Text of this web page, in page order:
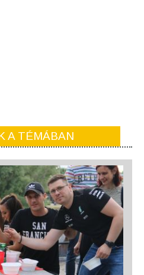
A TÉMÁBAN